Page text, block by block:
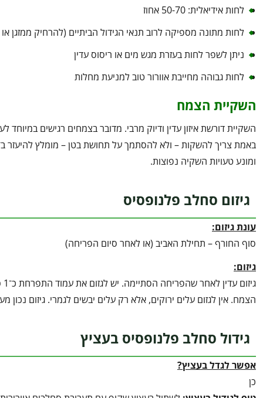
לחות אידיאלית: 50-70 אחוז
לחות מתונה מספיקה לרוב תנאי הגידול הביתיים (להרחיק ממזגן
ניתן לשפר לחות בעזרת מגש מים או ריסוס עדין
לחות גבוהה מחייבת אוורור טוב למניעת מחלות
השקיית הצמח
השקיית דורשת איזון עדין ודיוק מרבי. מדובר בצמחים רגישים
באמת צריך להשקות – ולא להסתמך על תחושת בטן – מומלץ להיעזר
ומונע טעויות השקיה נפוצות.
גיזום סחלב פלנופסיס
עונת גיזום:
סוף החורף – תחילת האביב (או לאחר סיום הפריחה)
גיזום:
הצמח. אין לגזום עלים ירוקים, אלא רק עלים יבשים לגמרי. גיזום נכון
גידול סחלב פלנופסיס בעציץ
אפשר לגדל בעציץ?
כן